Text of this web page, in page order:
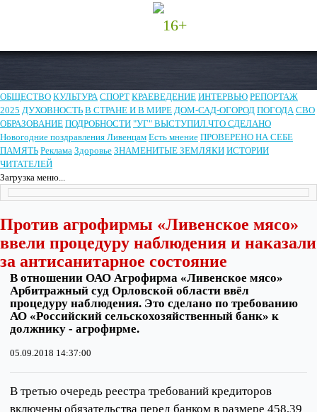
16+
ОБЩЕСТВО КУЛЬТУРА СПОРТ КРАЕВЕДЕНИЕ ИНТЕРВЬЮ РЕПОРТАЖ
2025 ДУХОВНОСТЬ В СТРАНЕ И В МИРЕ ДОМ-САД-ОГОРОД ПОГОДА СВО
ОБРАЗОВАНИЕ ПОДРОБНОСТИ "УГ" ВЫСТУПИЛ.ЧТО СДЕЛАНО
Новогодние поздравления Ливенцам Есть мнение ПРОВЕРЕНО НА СЕБЕ
ПАМЯТЬ Реклама Здоровье ЗНАМЕНИТЫЕ ЗЕМЛЯКИ ИСТОРИИ
ЧИТАТЕЛЕЙ
Загрузка меню...
Против агрофирмы «Ливенское мясо»
ввели процедуру наблюдения и наказали
за антисанитарное состояние
В отношении ОАО Агрофирма «Ливенское мясо»
Арбитражный суд Орловской области ввёл
процедуру наблюдения. Это сделано по требованию
АО «Российский сельскохозяйственный банк» к
должнику - агрофирме.
05.09.2018 14:37:00
В третью очередь реестра требований кредиторов
включены обязательства перед банком в размере 458,39